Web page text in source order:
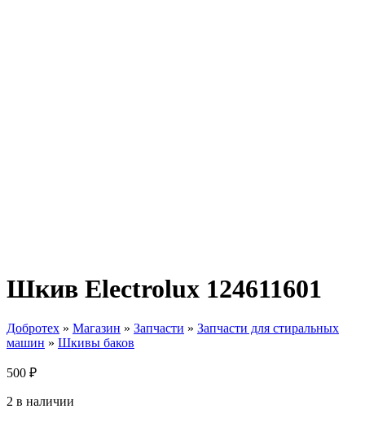
Шкив Electrolux 124611601
Добротех » Магазин » Запчасти » Запчасти для стиральных
машин » Шкивы баков
500 ₽
2 в наличии